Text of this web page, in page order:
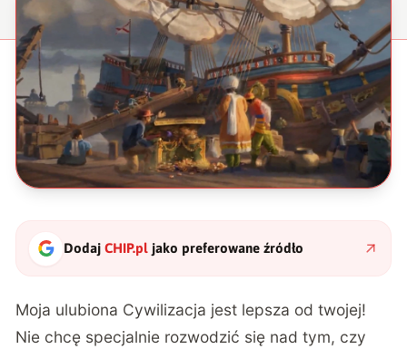
DodajCHIP.pl jako preferowane źródło
Moja ulubiona Cywilizacja jest lepsza od twojej!
Nie chcę specjalnie rozwodzić się nad tym, czy